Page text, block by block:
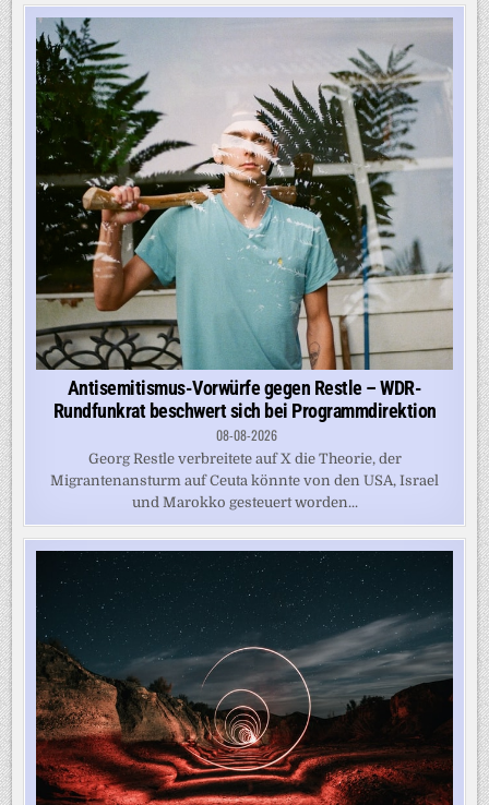
Antisemitismus-Vorwürfe gegen Restle – WDR-
Rundfunkrat beschwert sich bei Programmdirektion
08-08-2026
Georg Restle verbreitete auf X die Theorie, der
Migrantenansturm auf Ceuta könnte von den USA, Israel
und Marokko gesteuert worden...